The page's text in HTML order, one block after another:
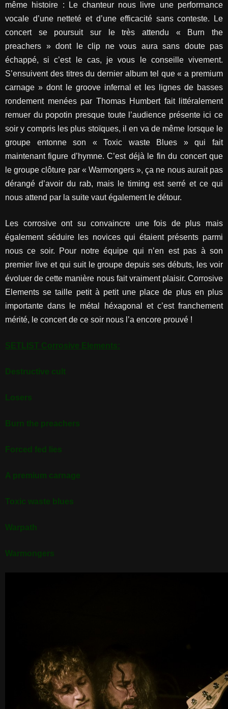
même histoire : Le chanteur nous livre une performance
vocale d’une netteté et d’une efficacité sans conteste. Le
concert se poursuit sur le très attendu « Burn the
preachers » dont le clip ne vous aura sans doute pas
échappé, si c’est le cas, je vous le conseille vivement.
S’ensuivent des titres du dernier album tel que « a premium
carnage » dont le groove infernal et les lignes de basses
rondement menées par Thomas Humbert fait littéralement
remuer du popotin presque toute l’audience présente ici ce
soir y compris les plus stoïques, il en va de même lorsque le
groupe entonne son « Toxic waste Blues » qui fait
maintenant figure d’hymne. C’est déjà le fin du concert que
le groupe clôture par « Warmongers », ça ne nous aurait pas
dérangé d’avoir du rab, mais le timing est serré et ce qui
nous attend par la suite vaut également le détour.
Les corrosive ont su convaincre une fois de plus mais
également séduire les novices qui étaient présents parmi
nous ce soir. Pour notre équipe qui n’en est pas à son
premier live et qui suit le groupe depuis ses débuts, les voir
évoluer de cette manière nous fait vraiment plaisir. Corrosive
Elements se taille petit à petit une place de plus en plus
importante dans le métal héxagonal et c’est franchement
mérité, le concert de ce soir nous l’a encore prouvé !
SETLIST Corrosive Elements:
Destructive cult
Losers
Burn the preachers
Forced fed lies
A premium carnage
Toxic waste blues
Warpath
Warmongers